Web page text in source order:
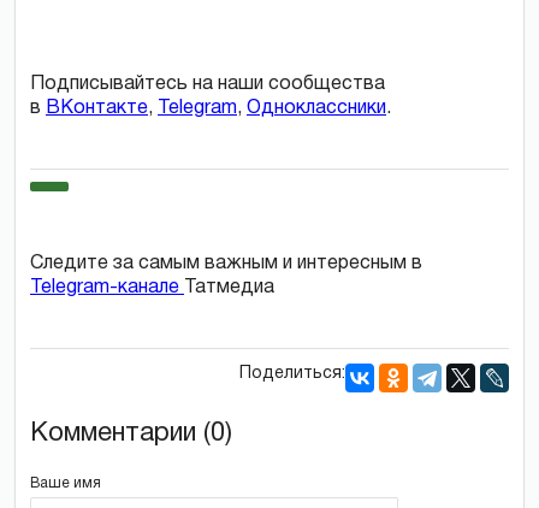
Подписывайтесь на наши сообщества
в ВКонтакте, Telegram, Одноклассники.
Следите за самым важным и интересным в
Telegram-канале
Татмедиа
Поделиться:
Комментарии (0)
Ваше имя